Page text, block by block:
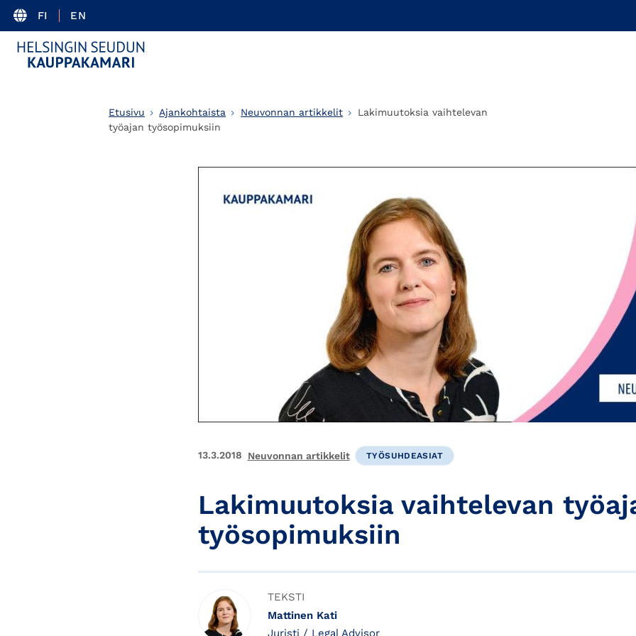
FI EN
Etusivu Ajankohtaista Neuvonnan artikkelit
Lakimuutoksia vaihtelevan
työajan työsopimuksiin
13.3.2018 Neuvonnan artikkelit TYÖSUHDEASIAT
Lakimuutoksia vaihtelevan
työsopimuksiin
TEKSTI
Mattinen Kati
Juristi / Legal Advisor